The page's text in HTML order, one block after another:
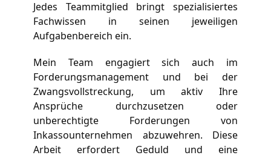
Jedes Teammitglied bringt spezialisiertes
Fachwissen in seinen jeweiligen
Aufgabenbereich ein.
Mein Team engagiert sich auch im
Forderungsmanagement und bei der
Zwangsvollstreckung, um aktiv Ihre
Ansprüche durchzusetzen oder
unberechtigte Forderungen von
Inkassounternehmen abzuwehren. Diese
Arbeit erfordert Geduld und eine